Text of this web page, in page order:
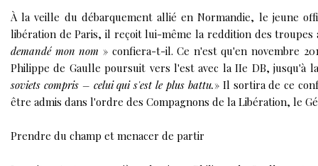
À la veille du débarquement allié en Normandie, le jeune
libération de Paris, il reçoit lui-même la reddition des troupes
demandé mon nom » confiera-t-il. Ce n'est qu'en novembre
Philippe de Gaulle poursuit vers l'est avec la IIe DB,
soviets compris – celui qui s'est le plus battu.» Il sortira de ce
être admis dans l'ordre des Compagnons de la Libération, le
Prendre du champ et menacer de partir